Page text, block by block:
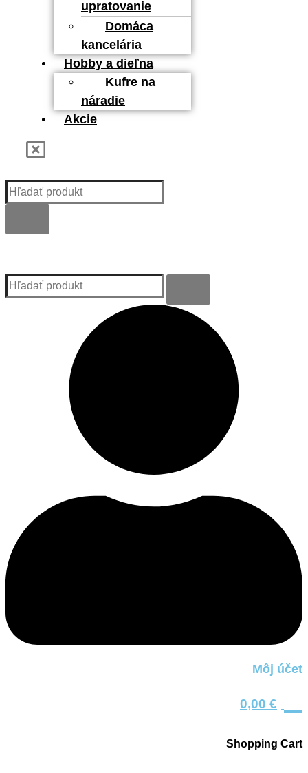
upratovanie
Domáca
kancelária
Hobby a dieľna
Kufre na
náradie
Akcie
Môj účet
0,00 €
Shopping Cart